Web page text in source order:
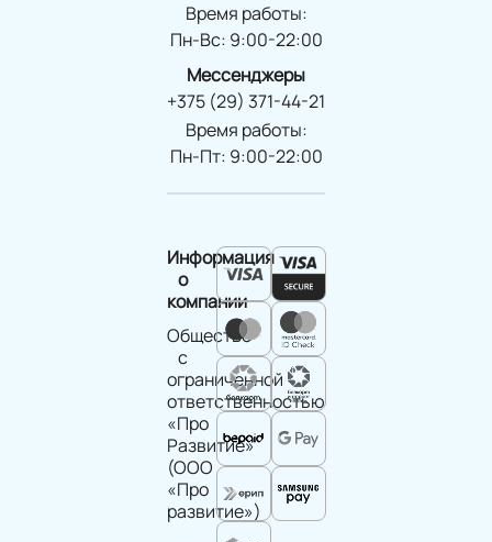
Время работы:
Пн-Вс: 9:00-22:00
Мессенджеры
+375 (29) 371-44-21
Время работы:
Пн-Пт: 9:00-22:00
Информация
о
компании
Общество
с
ограниченной
ответственностью
«Про
Развитие»
(ООО
«Про
развитие»)